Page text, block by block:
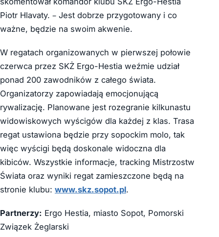
Piotr Hlavaty. – Jest dobrze przygotowany i co
ważne, będzie na swoim akwenie.
W regatach organizowanych w pierwszej połowie
czerwca przez SKŻ Ergo-Hestia weźmie udział
ponad 200 zawodników z całego świata.
Organizatorzy zapowiadają emocjonującą
rywalizację. Planowane jest rozegranie kilkunastu
widowiskowych wyścigów dla każdej z klas. Trasa
regat ustawiona będzie przy sopockim molo, tak
więc wyścigi będą doskonale widoczna dla
kibiców. Wszystkie informacje, tracking Mistrzostw
Świata oraz wyniki regat zamieszczone będą na
stronie klubu: www.skz.sopot.pl.
Partnerzy: Ergo Hestia, miasto Sopot, Pomorski
Związek Żeglarski